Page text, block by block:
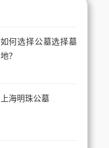
如何选择公墓选择墓
地？
上海明珠公墓